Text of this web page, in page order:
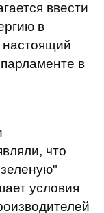
ввести
в
настоящий
в
что
условия